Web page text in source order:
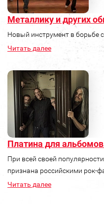
Металлику и других
Новый инструмент в борьбе
Читать далее
Платина для альбомов
При всей своей
признана российскими рок-
Читать далее